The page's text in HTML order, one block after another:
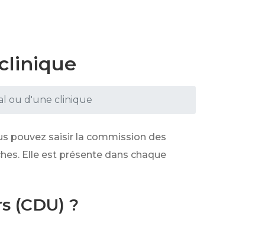
ou d'une clinique
pouvez saisir la commission des
Elle est présente dans chaque
(CDU) ?